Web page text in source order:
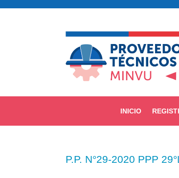
INICIO
P.P. N°29-2020 PPP